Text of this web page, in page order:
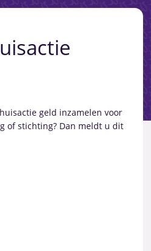
geld inzamelen voor
of stichting? Dan meldt u dit